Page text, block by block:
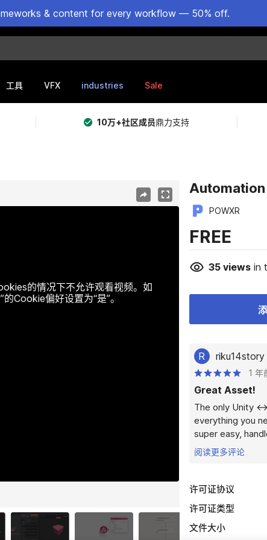
& content for every workflow — 50% off.
工具 VFX industries Sale
10万+社区成员鼎力支持
的情况下不允许观看视频。如
Cookie偏好设置为“是”。
POWXR
FREE
35viewsin
R riku14story
1 年
Great Asset!
The only Unity ↔
everything you
super easy,
阅读更多评论
许可证协议
许可证类型
文件大小